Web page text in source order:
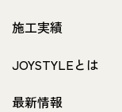
施工実績
JOYSTYLEとは
最新情報